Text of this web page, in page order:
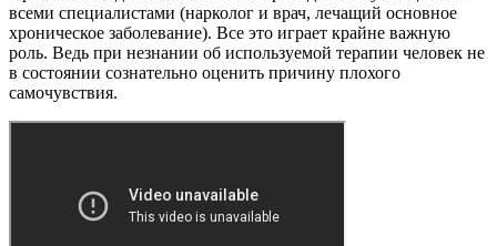
всеми специалистами (нарколог и врач, лечащий основное
хроническое заболевание). Все это играет крайне важную
роль. Ведь при незнании об используемой терапии человек не
в состоянии сознательно оценить причину плохого
самочувствия.